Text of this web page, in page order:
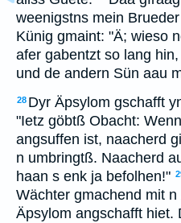
weenigstns mein
Künig gmaint: "Ä; wieso
afer gabentzt so lang
und de andern Sün aau
28 Dyr Äpsylom gschafft
"Ietz göbtß Obacht:
angsuffen ist, naacherd
n umbringtß. Naacherd
haan s enk ja befolhen!"
Wächter gmachend mit
Äpsylom angschafft hiet.